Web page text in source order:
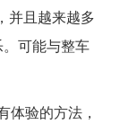
并且越来越多
可能与整车
体验的方法，